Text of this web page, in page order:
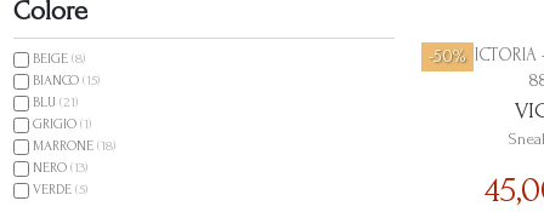
-50%
65% DI SCONTO
Colore
BEIGE(8)
BIANCO(15)
BLU(21)
GRIGIO(1)
MARRONE(18)
NERO(13)
VERDE(5)